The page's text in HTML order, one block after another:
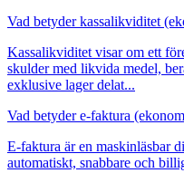
Vad betyder kassalikviditet
Kassalikviditet visar om ett
skulder med likvida medel,
exklusive lager delat...
Vad betyder e-faktura
E-faktura är en maskinläsbar
automatiskt, snabbare och